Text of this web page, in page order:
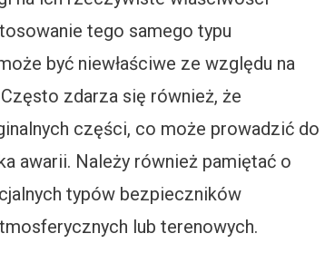
tego samego typu
być niewłaściwe ze względu na
zdarza się również, że
części, co może prowadzić do
awarii. Należy również pamiętać o
typów bezpieczników
lub terenowych.